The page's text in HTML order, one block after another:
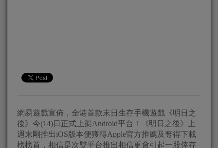
網易遊戲宣佈，全港首款末日生存手機遊戲《明日之
後》今(14)日正式上架Android平台！《明日之後》上
週末剛推出iOS版本便獲得Apple官方推薦及奪得下載
榜榜首，相信是次雙平台推出相信更會引起一股倖存